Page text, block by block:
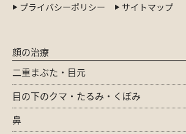
プライバシーポリシー
サイトマップ
顔の治療
二重まぶた・目元
目の下のクマ・たるみ・くぼみ
鼻